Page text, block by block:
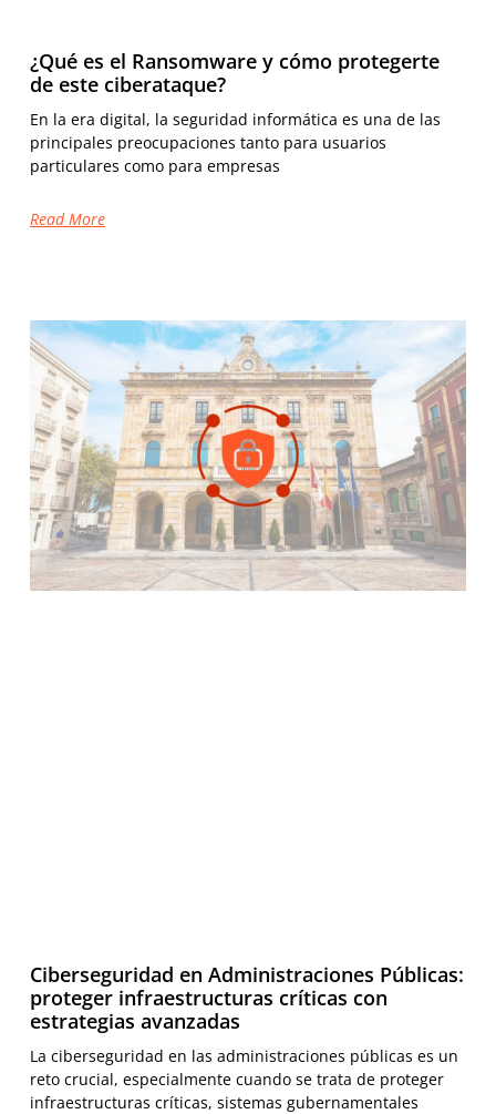
¿Qué es el Ransomware y cómo protegerte
de este ciberataque?
En la era digital, la seguridad informática es una de las
principales preocupaciones tanto para usuarios
particulares como para empresas
Read More
Ciberseguridad en Administraciones Públicas:
proteger infraestructuras críticas con
estrategias avanzadas
La ciberseguridad en las administraciones públicas es un
reto crucial, especialmente cuando se trata de proteger
infraestructuras críticas, sistemas gubernamentales